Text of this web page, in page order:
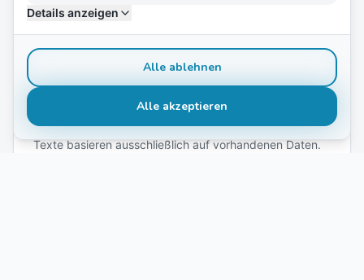
Details anzeigen
Alle ablehnen
Alle akzeptieren
Extrem niedrige Fehlerquote
Texte basieren ausschließlich auf vorhandenen Daten.